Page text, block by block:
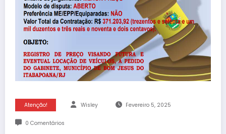
Atenção! Wisley Fevereiro 5, 2025
0 Comentários